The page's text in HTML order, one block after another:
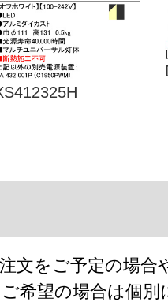
文をご予定の場合
希望の場合は個別